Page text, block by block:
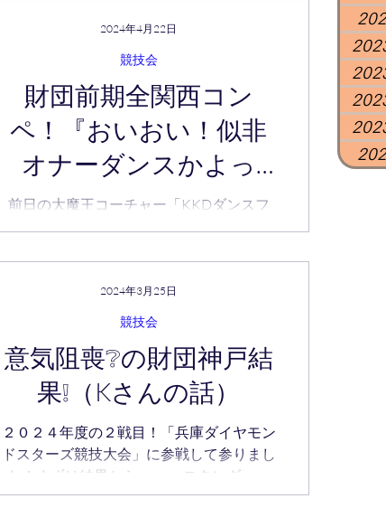
来場してフロアを見せてくれと直撃したり
のアマ...
財団前期全関西コン
ペ！『おいおい！似非
オナーダンスかよっ
ｗ』
前日の大魔王コーチャー「KKDダンスフ
ーの主宰かつ代表の大魔王コーチャーも役
員としてｗ早朝から入られているとの事
で、大層お疲れだったのでは？と思うま
で...
競技会
2024年4月22日
意気阻喪❔の財団神戸結
果❕（Kさんの話）
２０２４年度の２戦目！「兵庫ダイヤモン
ドスターズ競技大会」に参戦して参りまし
た！まずは結果から・・・ スタンダード
Ａ級戦！・・・・１回戦敗退（２８点中１
競技会
2024年3月25日